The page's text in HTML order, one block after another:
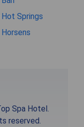
Hot Springs
Horsens
Spa Hotel.
reserved.